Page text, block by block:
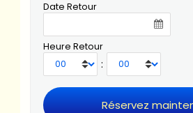
Date Retour
Heure Retour
: